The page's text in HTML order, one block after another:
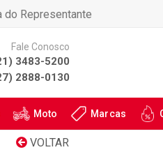
do Representante
Fale Conosco
3483-5200
2888-0130
Moto Marcas
VOLTAR